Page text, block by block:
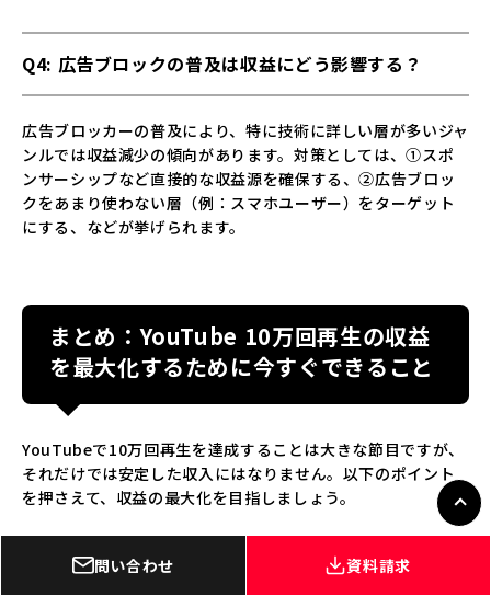
Q4: 広告ブロックの普及は収益にどう影響する？
広告ブロッカーの普及により、特に技術に詳しい層が多いジャ
ンルでは収益減少の傾向があります。対策としては、①スポ
ンサーシップなど直接的な収益源を確保する、②広告ブロッ
クをあまり使わない層（例：スマホユーザー）をターゲット
にする、などが挙げられます。
まとめ：YouTube 10万回再生の収益
を最大化するために今すぐできること
YouTubeで10万回再生を達成することは大きな節目ですが、
それだけでは安定した収入にはなりません。以下のポイント
を押さえて、収益の最大化を目指しましょう。
テンツを作ることが基本です。また、広告設定を最適化し、
問い合わせ 資料請求